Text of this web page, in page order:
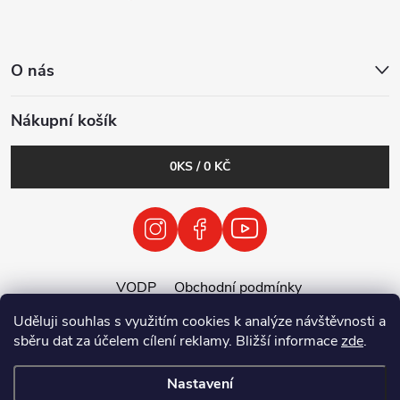
Uděluji souhlas s využitím cookies k analýze návštěvnosti a
sběru dat za účelem cílení reklamy. Bližší informacezde.
Nastavení
O nás
Nákupní košík
0KS /0 KČ
VODP
Obchodní podmínky
Zásady zpracování osobních údajů
Zpětný odběr vysloužilých elektrozařízení / baterií